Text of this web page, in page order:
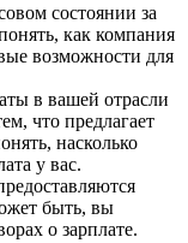
состоянии за
как компания
возможности для
в вашей отрасли
что предлагает
насколько
у вас.
быть, вы
о зарплате.